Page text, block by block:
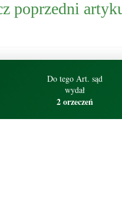
poprzedni
Do tego Art. sąd
wydał
2 orzeczeń